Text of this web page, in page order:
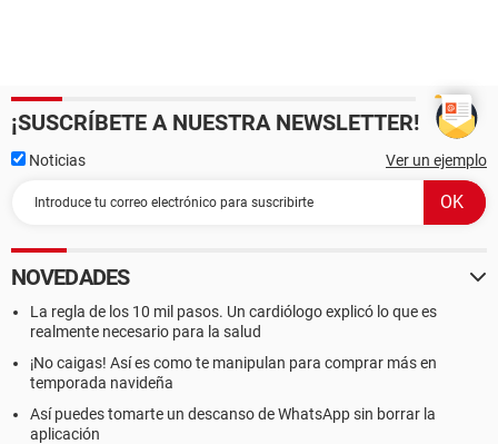
¡SUSCRÍBETE A NUESTRA NEWSLETTER!
Noticias Ver un ejemplo
NOVEDADES
La regla de los 10 mil pasos. Un cardiólogo explicó lo que es
realmente necesario para la salud
¡No caigas! Así es como te manipulan para comprar más en
temporada navideña
Así puedes tomarte un descanso de WhatsApp sin borrar la
aplicación